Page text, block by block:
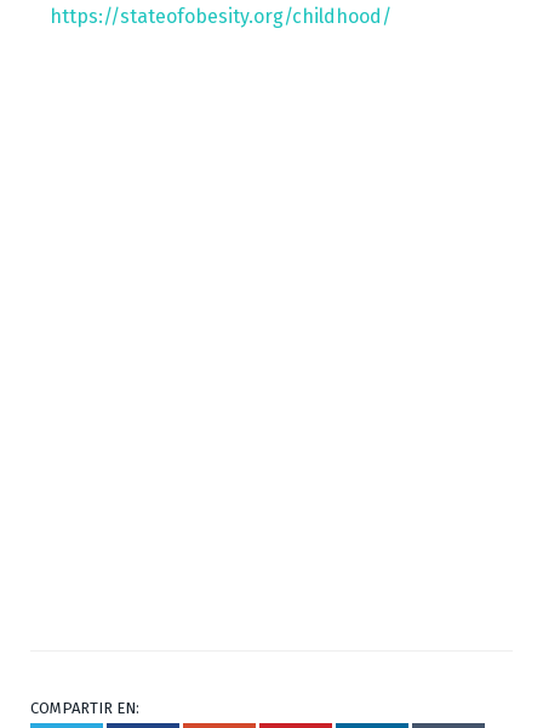
https://stateofobesity.org/childhood/
COMPARTIR EN: